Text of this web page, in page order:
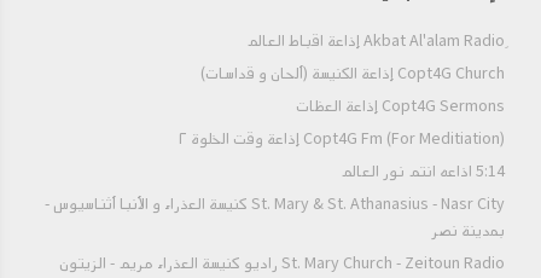
Copt4G Church إذاعة الكنيسة (ألحان و قداسات)
Copt4G Sermons إذاعة العظات
Copt4G Fm (For Meditiation) إذاعة وقت الخلوة ٢
5:14 اذاعه انتم نور العالم
St. Mary & St. Athanasius - Nasr City كنيسة العذراء و الأنبا أثناسيوس -
بمدينة نصر
St. Mary Church - Zeitoun Radio راديو كنيسة العذراء مريم - الزيتون